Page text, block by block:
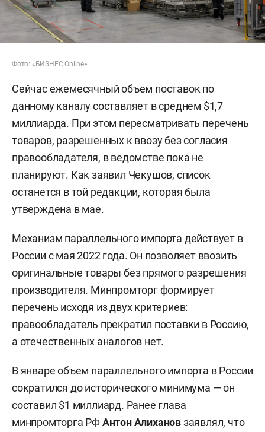
Фото: «БИЗНЕС Online»
Сейчас ежемесячный объем поставок по
данному каналу составляет в среднем $1,7
миллиарда. При этом пересматривать перечень
товаров, разрешенных к ввозу без согласия
правообладателя, в ведомстве пока не
планируют. Как заявил Чекушов, список
останется в той редакции, которая была
утверждена в мае.
Механизм параллельного импорта действует в
России с мая 2022 года. Он позволяет ввозить
оригинальные товары без прямого разрешения
производителя. Минпромторг формирует
перечень исходя из двух критериев:
правообладатель прекратил поставки в Россию,
а отечественных аналогов нет.
В январе объем параллельного импорта в России
сократился до исторического минимума — он
составил $1 миллиард. Ранее глава
минпромторга РФАнтон Алихановзаявлял, что